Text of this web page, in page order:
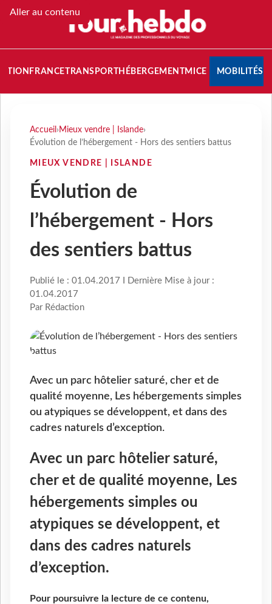
Aller au contenu
FRANCETRANSPORT HÉBERGEMENTMICE MOBILITÉS
Accueil › Mieux vendre | Islande›
Évolution de l’hébergement - Hors des sentiers battus
MIEUX VENDRE | ISLANDE
Évolution de
l’hébergement - Hors
des sentiers battus
Publié le : 01.04.2017 I Dernière Mise à jour :
01.04.2017
Par Rédaction
Avec un parc hôtelier saturé, cher et de
qualité moyenne, Les hébergements simples
ou atypiques se développent, et dans des
cadres naturels d’exception.
Avec un parc hôtelier saturé,
cher et de qualité moyenne, Les
hébergements simples ou
atypiques se développent, et
dans des cadres naturels
d’exception.
Pour poursuivre la lecture de ce contenu,